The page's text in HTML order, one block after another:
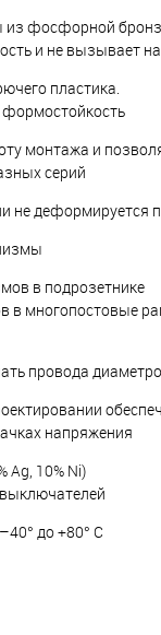
фосфорной
и не вызывает
пластика.
монтажа и
серий
не деформируется
в подрозетнике
в многопостовые
провода
напряжения
Ag, 10% Ni)
до +80° С